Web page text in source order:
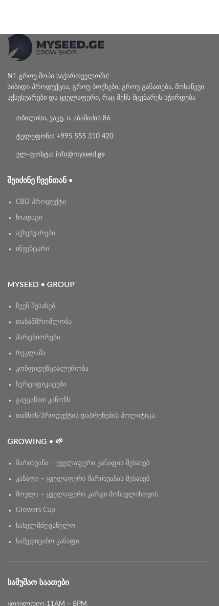
N1 გროუ შოპი საქართველოში!
სიბიდი პროდუქცია, გროუ ბოქსები, გროუ განათება, მოსაწევი
აქსესუარები და ყველაფერი, რაც შენს მცენარეს სჭირდება
თბილისი, ვაკე, ი. აბაშიძის 86
ტელეფონი: +995 555 310 420
ელ-ფოსტა: info@myseed.ge
ᲨᲔᲘᲫᲘᲜᲔ ᲩᲕᲔᲜᲗᲐᲜ •
CBD პროდუქტი
ნიადაგი
აქსესუარები
ინვენტარი
MYSEED • GROUP
ჩვენ შესახებ
თანამშრომლობა
პარტნიორები
რეკლამა
კონფიდენციალურობა
სერტიფიკატები
გაეცანით კანონს
თანხის/პროდუქტის დაბრუნების პოლიტიკა
GROWING • 🌱
მარიხუანა – ყველაფერი კანაფის შესახებ
კანაფი – ყველაფერი მარიხუანას შესახებ
მოვლა – ყველაფერი კარგი მოსავლისთვის
Growers Cup
სახელმძღვანელო
სამედიცინო კანაფი
ᲡᲐᲛᲣᲨᲐᲝ ᲡᲐᲐᲗᲔᲑᲘ
ყოველდღე 11AM – 8PM